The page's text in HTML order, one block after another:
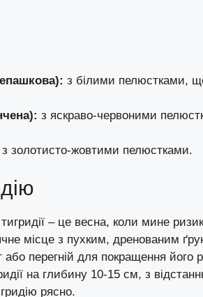
з білими пелюстками,
з яскраво-червоними
з золотисто-жовтими пелюстками.
– це весна, коли мине ризик
місце з пухким, дренованим
перегній для покращення його
на глибину 10-15 см, з
рясно.